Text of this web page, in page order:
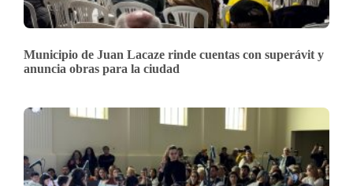
Municipio de Juan Lacaze rinde cuentas con superávit y
anuncia obras para la ciudad